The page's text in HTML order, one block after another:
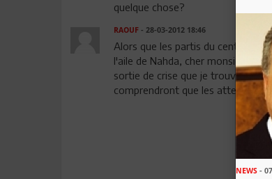
quelque chose?
RAOUF- 28-03-2012 18:46
Alors que les partis du centre
l'aile de Nahda, cher monsieur
sortie de crise que je trouve
comprendront que les attentes
NEWS -